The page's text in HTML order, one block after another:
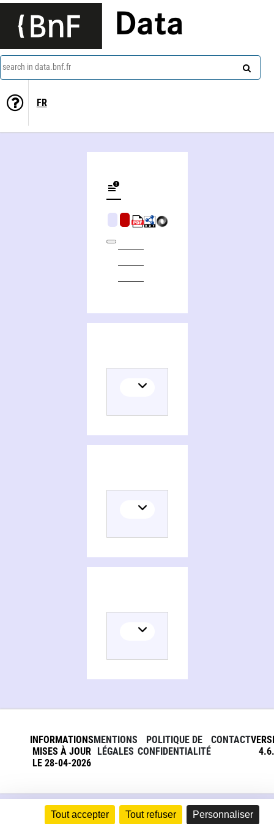
Tout accepter Tout refuser Personnaliser
Data
search in data.bnf.fr
FR
INFORMATIONS
MISES À JOUR
LE 28-04-2026
MENTIONS
LÉGALES
POLITIQUE DE
CONFIDENTIALITÉ
CONTACT